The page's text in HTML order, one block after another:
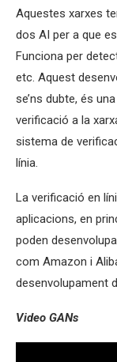
Aquestes xarxes
dos AI per a que
Funciona per
etc. Aquest
se’ns dubte, és
verificació a la
sistema de
línia.
La verificació en
aplicacions, en
poden
com Amazon i
desenvolupament
Video GANs